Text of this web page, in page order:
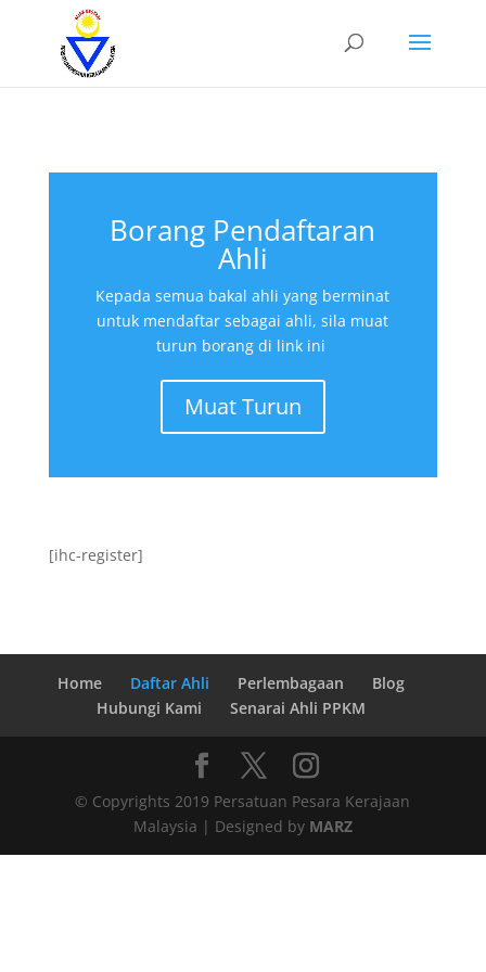
Borang Pendaftaran
Ahli
Kepada semua bakal ahli yang berminat
untuk mendaftar sebagai ahli, sila muat
turun borang di link ini
Muat Turun
[ihc-register]
Home Daftar Ahli Perlembagaan
Blog
Hubungi Kami
Senarai Ahli PPKM
© Copyrights 2019 Persatuan Pesara Kerajaan
Malaysia | Designed by MARZ